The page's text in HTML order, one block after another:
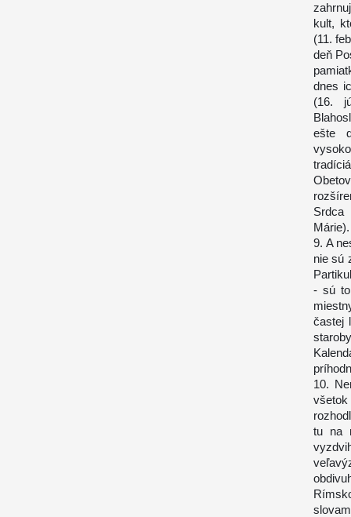
kult,
(11.
deň
dnes
(16.
ešte
Srdca
Márie).
9. A
nie sú
- sú to
častej
10.
tu na